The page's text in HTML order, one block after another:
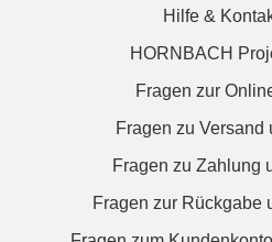
Hilfe &
HORNBACH
Fragen zur
Fragen zu Versand
Fragen zu Zahlung
Fragen zur Rückgabe